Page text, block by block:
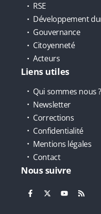
RSE
Développement
Gouvernance
Citoyenneté
Acteurs
Liens utiles
Qui sommes nous ?
Newsletter
Corrections
Confidentialité
Mentions légales
Contact
Nous suivre